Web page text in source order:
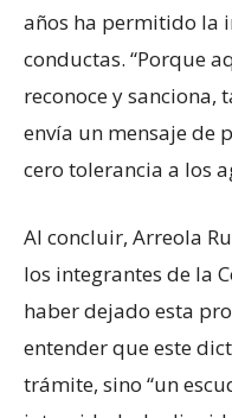
años ha permitido la
conductas. “Porque
reconoce y
envía un mensaje de
cero tolerancia a los
Al concluir, Arreola
los integrantes de la
haber dejado esta
entender que este
trámite, sino “un